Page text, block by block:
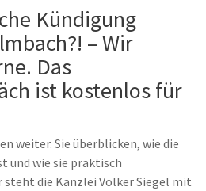
Kündigung
– Wir
Das
ist kostenlos für
weiter. Sie überblicken, wie die
und wie sie praktisch
die Kanzlei Volker Siegel mit